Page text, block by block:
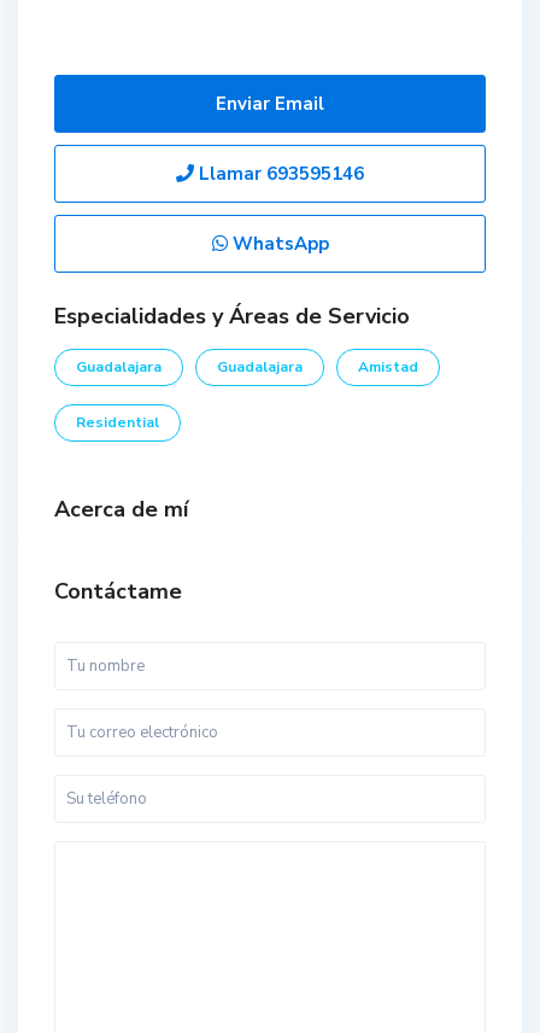
Enviar Email
Llamar 693595146
WhatsApp
Especialidades y Áreas de Servicio
Guadalajara Guadalajara Amistad
Residential
Acerca de mí
Contáctame